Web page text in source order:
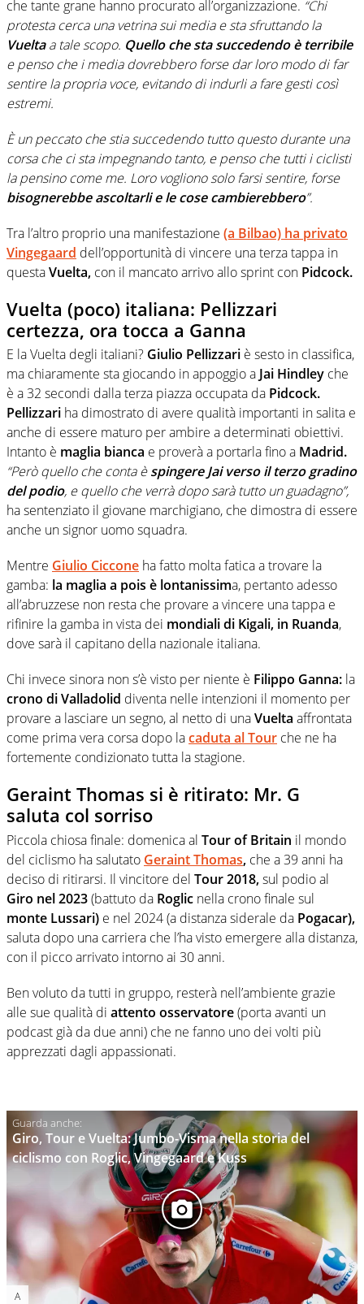
che tante grane hanno procurato all’organizzazione. “Chi
protesta cerca una vetrina sui media e sta sfruttando la
Vueltaa tale scopo. Quello che sta succedendo è terribile
e penso che i media dovrebbero forse dar loro modo di far
sentire la propria voce, evitando di indurli a fare gesti così
estremi.
È un peccato che stia succedendo tutto questo durante una
corsa che ci sta impegnando tanto, e penso che tutti i ciclisti
la pensino come me. Loro vogliono solo farsi sentire, forse
bisognerebbe ascoltarli e le cose cambierebbero”.
Tra l’altro proprio una manifestazione (a Bilbao) ha privato
Vingegaard dell’opportunità di vincere una terza tappa in
questaVuelta, con il mancato arrivo allo sprint con Pidcock.
Vuelta (poco) italiana: Pellizzari
certezza, ora tocca a Ganna
E la Vuelta degli italiani? Giulio Pellizzari è sesto in classifica,
ma chiaramente sta giocando in appoggio a Jai Hindley che
è a 32 secondi dalla terza piazza occupata da Pidcock.
Pellizzari ha dimostrato di avere qualità importanti in salita e
anche di essere maturo per ambire a determinati obiettivi.
Intanto è maglia bianca e proverà a portarla fino a Madrid.
“Però quello che conta èspingere Jai verso il terzo gradino
del podio, e quello che verrà dopo sarà tutto un guadagno”,
ha sentenziato il giovane marchigiano, che dimostra di essere
anche un signor uomo squadra.
Mentre Giulio Ciccone ha fatto molta fatica a trovare la
gamba: la maglia a pois è lontanissima, pertanto adesso
all’abruzzese non resta che provare a vincere una tappa e
rifinire la gamba in vista dei mondiali di Kigali, in Ruanda,
dove sarà il capitano della nazionale italiana.
Chi invece sinora non s’è visto per niente è Filippo Ganna: la
crono di Valladolid diventa nelle intenzioni il momento per
provare a lasciare un segno, al netto di unaVuelta affrontata
come prima vera corsa dopo lacaduta al Tour che ne ha
fortemente condizionato tutta la stagione.
Geraint Thomas si è ritirato: Mr. G
saluta col sorriso
Piccola chiosa finale: domenica al Tour of Britain il mondo
del ciclismo ha salutato Geraint Thomas, che a 39 anni ha
deciso di ritirarsi. Il vincitore del Tour 2018,sul podio al
Giro nel 2023(battuto da Roglic nella crono finale sul
monte Lussari) e nel 2024 (a distanza siderale da Pogacar),
saluta dopo una carriera che l’ha visto emergere alla distanza,
con il picco arrivato intorno ai 30 anni.
Ben voluto da tutti in gruppo, resterà nell’ambiente grazie
alle sue qualità di attento osservatore(porta avanti un
podcast già da due anni) che ne fanno uno dei volti più
apprezzati dagli appassionati.
Giro, Tour e Vuelta: Jumbo-Visma nella storia del
ciclismo con Roglic, Vingegaard e Kuss
A